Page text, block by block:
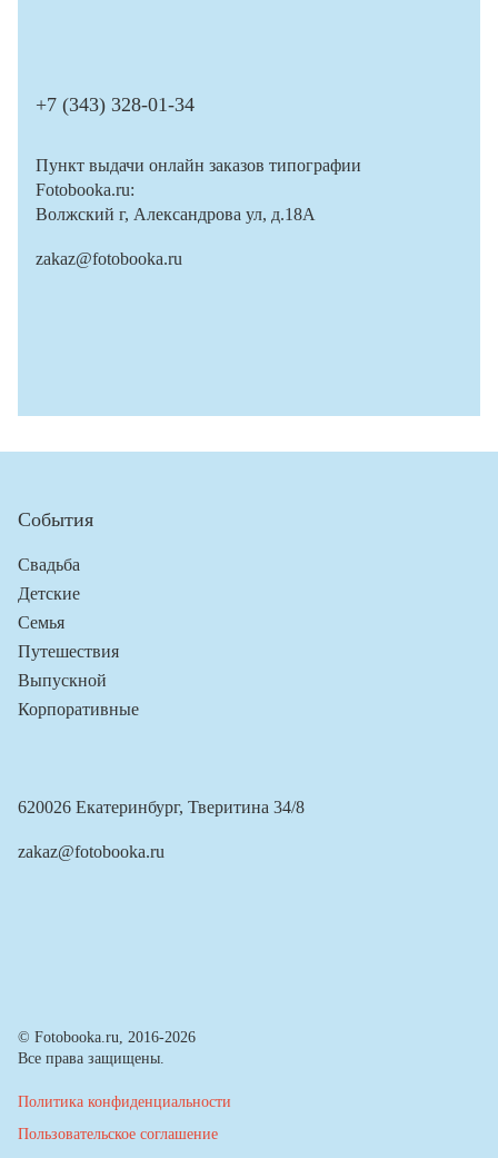
+7 (343) 328-01-34
Пункт выдачи онлайн заказов типографии
Fotobooka.ru:
Волжский г, Александрова ул, д.18А
zakaz@fotobooka.ru
События
Свадьба
Детские
Семья
Путешествия
Выпускной
Корпоративные
620026 Екатеринбург, Тверитина 34/8
zakaz@fotobooka.ru
© Fotobooka.ru, 2016-2026
Все права защищены.
Политика конфиденциальности
Пользовательское соглашение